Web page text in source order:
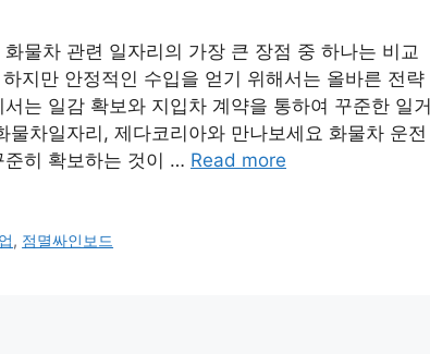
물차 관련 일자리의 가장 큰 장점 중 하나는 비교
지만 안정적인 수입을 얻기 위해서는 올바른 전략
는 일감 확보와 지입차 계약을 통하여 꾸준한 일거
차일자리, 제다코리아와 만나보세요 화물차 운전
준히 확보하는 것이 … Read more
, 점멸싸인보드